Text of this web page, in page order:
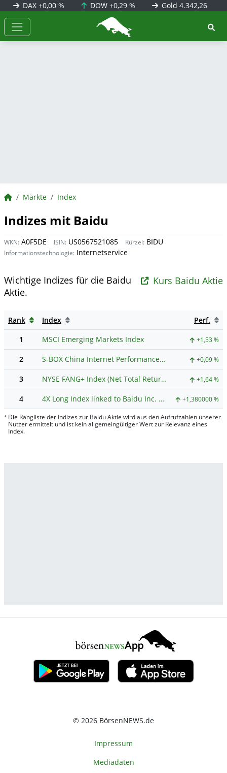
DAX +0,00 % DOW+0,29 % Gold 4.342,26
BörsenNEWS.de
BörsenNEWS.de
Märkte Index
Indizes mit Baidu
WKN: A0F5DE ISIN: US0567521085 Kürzel: BIDU
Informationstechnologie: Internetservice
Wichtige Indizes für die Baidu
Aktie.
Kurs Baidu Aktie
Rank Index
Perf.
1
MSCI Emerging Markets Index +1,53 %
2 S-BOX China Internet Performance-Index Performance-Index +0,09 %
3 NYSE FANG+ Index (Net Total Return) +1,64 %
4 4X Long Index linked to Baidu Inc. V2 (Price) +1,380000 %
* Die Rangliste der Indizes zur Baidu Aktie wird aus den Aufrufzahlen unserer
Nutzer ermittelt und ist kein allgemeingültiger Wert zur Relevanz eines
Index.
© 2026 BörsenNEWS.de
Impressum
Mediadaten